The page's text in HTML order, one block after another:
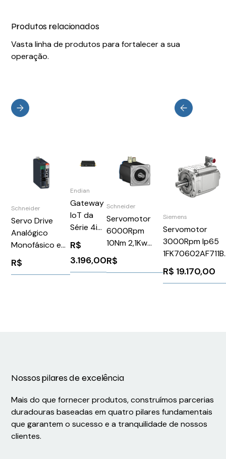
Produtos relacionados
Vasta linha de produtos para fortalecer a sua
operação.
Schneider
Servo Drive
Analógico
Monofásico e
Trifásico 200-
240V 0,9-2,7A
R$
Endian
Gateway
IoT da
Série 4i
Edge V
R$
3.196,00
Schneider
Servomotor
6000Rpm
10Nm 2,1Kw
Ip50Schneider
BSH1004P11A1A
R$
Siemens
Servomotor
3000Rpm Ip65
Siemens 91161
R$ 19.170,00
Nossos pilares de excelência
Mais do que fornecer produtos, construímos parcerias
duradouras baseadas em quatro pilares fundamentais
que garantem o sucesso e a tranquilidade de nossos
clientes.